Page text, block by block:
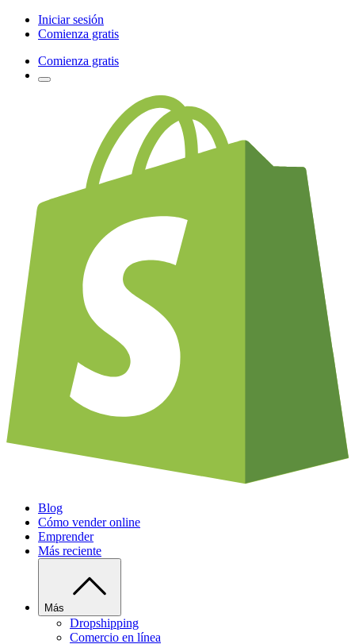
Iniciar sesión
Comienza gratis
Comienza gratis
Blog
Cómo vender online
Emprender
Más reciente
Más
Dropshipping
Comercio en línea